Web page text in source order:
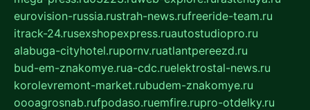
eurovision-russia.rustrah-news.rufreeride-team.ru
itrack-24.rusexshopexpress.ruautostudiopro.ru
alabuga-cityhotel.rupornv.ruatlantpereezd.ru
bud-em-znakomye.rua-cdc.ruelektrostal-news.ru
korolevremont-market.rubudem-znakomye.ru
oooagrosnab.rufpodaso.ruemfire.rupro-otdelky.ru